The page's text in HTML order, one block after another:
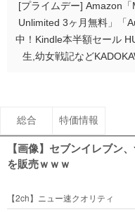
[プライムデー] Amazon
Unlimited 3ヶ月無料」「
中！Kindle本半額セール
生,幼女戦記など
総合 特価情報
【画像】セブンイレブン
を販売ｗｗｗ
【2ch】ニュー速クオリティ